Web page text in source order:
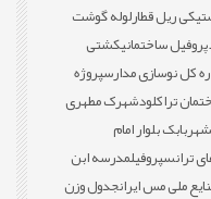
ریل قطارلوله گوشت
پروفیل ساختمانیکشتی
کل نوسازی مدارسپروژه
تراکلودشهرک مطهری
شهربابک بلوار امام
ترانسپروفیلمدرسه ابن
ملی مس ایرانجدول وزن